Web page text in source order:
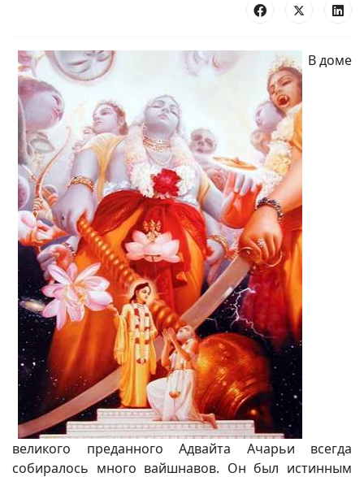
В доме
великого преданного Адвайта Ачарьи всегда
собиралось много вайшнавов. Он был истинным